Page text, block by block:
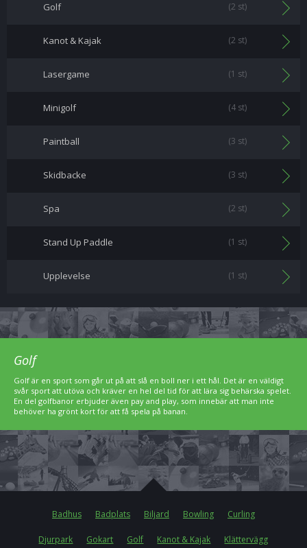
Golf (2 st)
Kanot & Kajak (2 st)
Lasergame (1 st)
Minigolf (4 st)
Paintball (3 st)
Skidbacke (3 st)
Spa (2 st)
Stand Up Paddle (1 st)
Upplevelse (1 st)
Golf
Golf är en sport som går ut på att slå en boll ner i ett hål. Det är en väldigt
svår sport att utöva och kräver en hel del tid för att lära sig behärska spelet.
En del golfbanor erbjuder även pay and play, som innebär att man inte
behöver ha grönt kort för att få spela på banan.
Badhus Badplats Biljard Bowling Curling
Djurpark Gokart Golf Kanot & Kajak Klättervägg